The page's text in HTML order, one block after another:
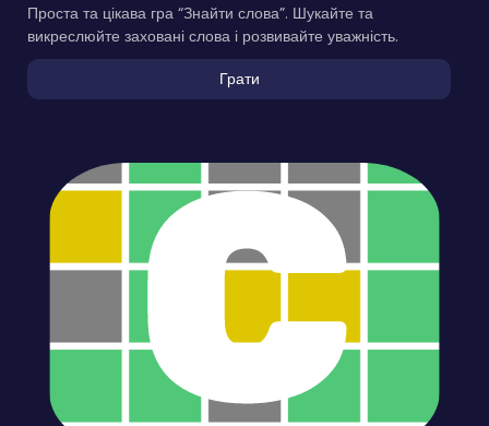
Проста та цікава гра “Знайти слова”. Шукайте та
викреслюйте заховані слова і розвивайте уважність.
Грати